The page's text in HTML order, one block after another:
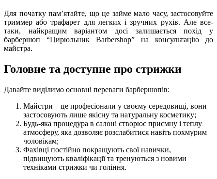
Для початку пам’ятайте, що це займе мало часу, застосовуйте
триммер або трафарет для легких і зручних рухів. Але все-
таки, найкращим варіантом досі залишається похід у
барбершоп “Цирюльник Barbershop” на консультацію до
майстра.
Головне та доступне про стрижки
Давайте виділимо основні переваги барбершопів:
Майстри – це професіонали у своєму середовищі, вони
застосовують лише якісну та натуральну косметику;
Будь-яка процедура в салоні створює приємну і теплу
атмосферу, яка дозволяє розслабитися навіть похмурим
чоловікам;
Фахівці постійно покращують свої навички,
підвищують кваліфікації та тренуються з новими
техніками стрижки чи гоління.